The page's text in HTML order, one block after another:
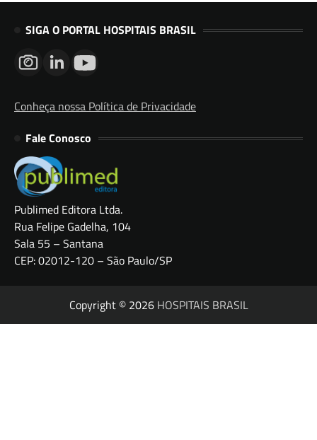
SIGA O PORTAL HOSPITAIS BRASIL
Conheça nossa Política de Privacidade
Fale Conosco
Publimed Editora Ltda.
Rua Felipe Gadelha, 104
Sala 55 – Santana
CEP: 02012-120 – São Paulo/SP
Copyright © 2026 HOSPITAIS BRASIL